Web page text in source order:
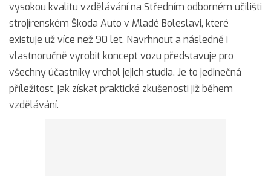
vysokou kvalitu vzdělávání na Středním odborném učilišti
strojírenském Škoda Auto v Mladé Boleslavi, které
existuje už více než 90 let. Navrhnout a následně i
vlastnoručně vyrobit koncept vozu představuje pro
všechny účastníky vrchol jejich studia. Je to jedinečná
příležitost, jak získat praktické zkušenosti již během
vzdělávání.